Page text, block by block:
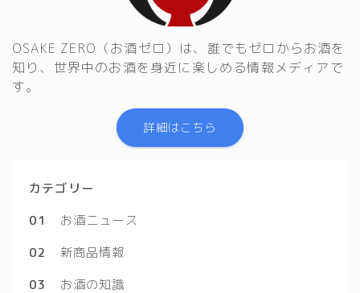
OSAKE ZERO（お酒ゼロ）は、誰でもゼロからお酒を
知り、世界中のお酒を身近に楽しめる情報メディアで
す。
詳細はこちら
カテゴリー
01
お酒ニュース
02
新商品情報
03
お酒の知識